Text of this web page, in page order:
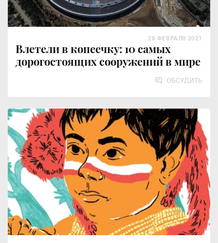
Влетели в копеечку: 10 самых
дорогостоящих сооружений в мире
28 ФЕВРАЛЯ 2021
ОБСУДИТЬ